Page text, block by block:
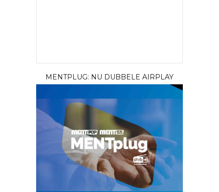
MENTPLUG: NU DUBBELE AIRPLAY